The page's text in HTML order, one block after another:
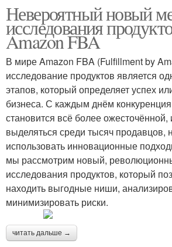
Невероятный новый
исследования
Amazon FBA
В мире Amazon FBA (Fulfillment by
исследование продуктов является
этапов, который определяет успех
бизнеса. С каждым днём
становится всё более ожесточённой,
выделяться среди тысяч продавцов,
использовать инновационные
мы рассмотрим новый,
исследования продуктов, который
находить выгодные ниши,
минимизировать риски.
читать дальше →